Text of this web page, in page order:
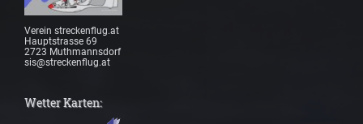
Verein streckenflug.at
Hauptstrasse 69
2723 Muthmannsdorf
sis@streckenflug.at
Wetter Karten: